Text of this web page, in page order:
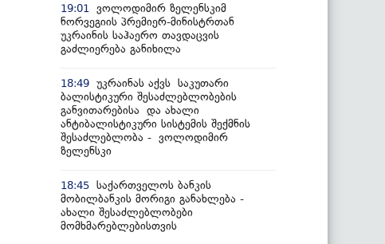
19:01
ვოლოდიმირ ზელენსკიმ
ნორვეგიის პრემიერ-მინისტრთან
უკრაინის საჰაერო თავდაცვის
გაძლიერება განიხილა
18:49 უკრაინას აქვს საკუთარი
ბალისტიკური შესაძლებლობების
განვითარებისა და ახალი
ანტიბალისტიკური სისტემის შექმნის
შესაძლებლობა - ვოლოდიმირ
ზელენსკი
18:45 საქართველოს ბანკის
მობილბანკის მორიგი განახლება -
ახალი შესაძლებლობები
მომხმარებლებისთვის